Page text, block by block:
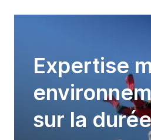
Expertise
sur la durée